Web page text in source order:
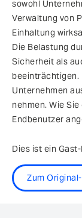
sowohl
Verwaltung von
Einhaltung
Die Belastung
Sicherheit als
beeinträchtigen.
Unternehmen
nehmen. Wie
Endbenutzer
Dies ist ein
Zum